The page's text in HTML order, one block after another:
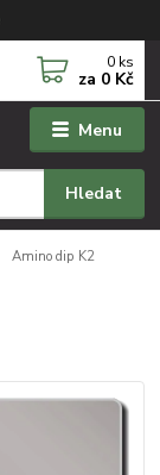
Menu
Hledat
0 ks
za 0 Kč
Amino dip K2